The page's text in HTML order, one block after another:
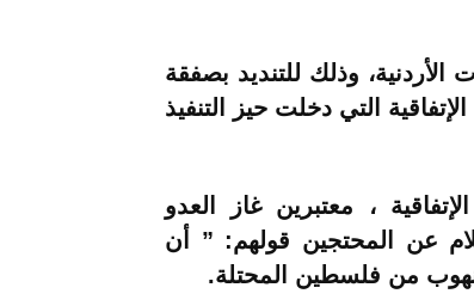
وذلك للتنديد بصفقة
الإحتلال الإسرائيلي سنة 2016، وهي الإتفاقية التي دخلت حيز التنفيذ
، معتبرين غاز العدو
عن المحتجين قولهم: ” أن
من فلسطين المحتلة.